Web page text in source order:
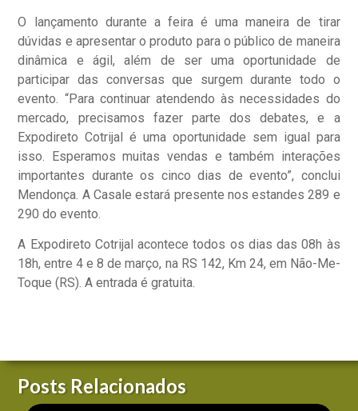
O lançamento durante a feira é uma maneira de tirar
dúvidas e apresentar o produto para o público de maneira
dinâmica e ágil, além de ser uma oportunidade de
participar das conversas que surgem durante todo o
evento. “Para continuar atendendo às necessidades do
mercado, precisamos fazer parte dos debates, e a
Expodireto Cotrijal é uma oportunidade sem igual para
isso. Esperamos muitas vendas e também interações
importantes durante os cinco dias de evento”, conclui
Mendonça. A Casale estará presente nos estandes 289 e
290 do evento.
A Expodireto Cotrijal acontece todos os dias das 08h às
18h, entre 4 e 8 de março, na RS 142, Km 24, em Não-Me-
Toque (RS). A entrada é gratuita.
Posts Relacionados